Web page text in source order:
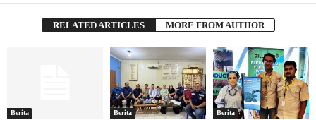
RELATED ARTICLES MORE FROM AUTHOR
Berita Berita Berita